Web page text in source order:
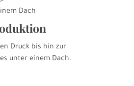
Dach
Druck bis hin zur
unter einem Dach.